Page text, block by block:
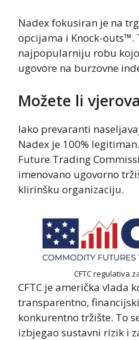
Nadex fokusiran je na
opcijama i Knock-outs™.
najpopularniju robu
ugovore na burzovne
Možete li
Iako prevaranti
Nadex je 100%
Future Trading
imenovano ugovorno
klirinšku organizaciju.
CFTC regulativa
CFTC je američka vlada
transparentno,
konkurentno tržište. To
izbjegao sustavni rizik i